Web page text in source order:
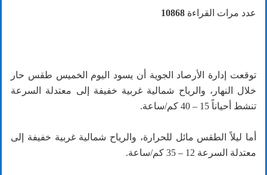
عدد مرات القراءة 10868
توقعت إدارة الأرصاد الجوية أن يسود اليوم الخميس طقس حار
خلال النهار، والرياح شمالية غربية خفيفة إلى معتدلة السرعة
تنشط أحياناً 15 – 40 كم/ساعة.
أما ليلاً الطقس مائل للحرارة، والرياح شمالية غربية خفيفة إلى
معتدلة السرعة 12 – 35 كم/ساعة.